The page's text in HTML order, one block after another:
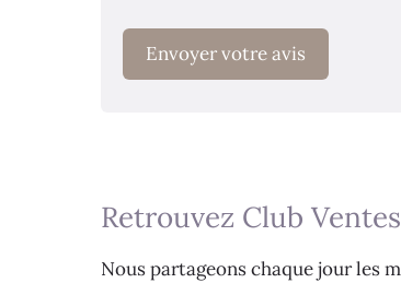
Retrouvez Club
Nous partageons chaque jour les